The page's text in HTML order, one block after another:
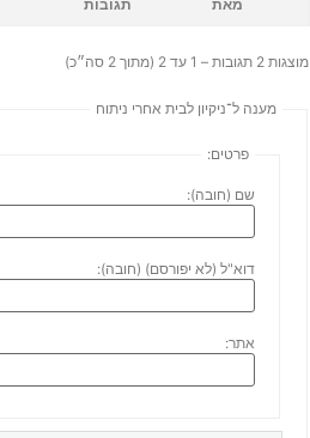
מאת תגובות
מוצגות 2 תגובות – 1 עד 2 (מתוך 2 סה״כ)
מענה ל־ניקיון לבית אחרי ניתוח
פרטים:
שם (חובה):
דוא"ל (לא יפורסם) (חובה):
אתר: